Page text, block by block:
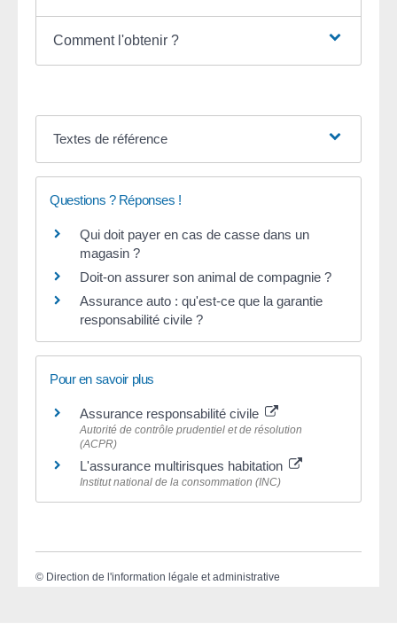
Comment l'obtenir ?
Textes de référence
Questions ? Réponses !
Qui doit payer en cas de casse dans un
magasin ?
Doit-on assurer son animal de compagnie ?
Assurance auto : qu'est-ce que la garantie
responsabilité civile ?
Pour en savoir plus
Assurance responsabilité civile
Autorité de contrôle prudentiel et de résolution
(ACPR)
L'assurance multirisques habitation
Institut national de la consommation (INC)
© Direction de l'information légale et administrative